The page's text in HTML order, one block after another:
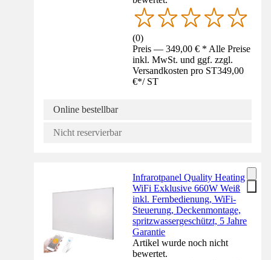
(0)
Preis — 349,00 € * Alle Preise
inkl. MwSt. und ggf. zzgl.
Versandkosten pro ST349,00
€*/ ST
Online bestellbar
Nicht reservierbar
Infrarotpanel Quality Heating
WiFi Exklusive 660W Weiß
inkl. Fernbedienung, WiFi-
Steuerung, Deckenmontage,
spritzwassergeschützt, 5 Jahre
Garantie
Artikel wurde noch nicht
bewertet.